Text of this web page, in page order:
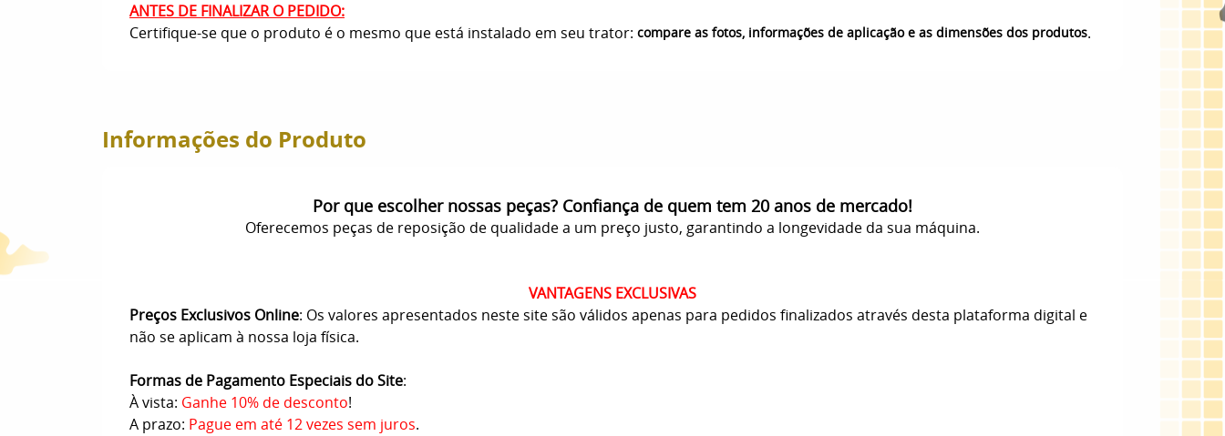
ANTES DE FINALIZAR O PEDIDO:
Certifique-se que o produto é o mesmo que está instalado em seu trator: compare as fotos, informações de aplicação e as dimensões dos produtos.
Informações do Produto
Por que escolher nossas peças? Confiança de quem tem 20 anos de mercado!
Oferecemos peças de reposição de qualidade a um preço justo, garantindo a longevidade da sua máquina.
VANTAGENS EXCLUSIVAS
Preços Exclusivos Online: Os valores apresentados neste site são válidos apenas para pedidos finalizados através desta plataforma digital e
não se aplicam à nossa loja física.
Formas de Pagamento Especiais do Site:
À vista: Ganhe 10% de desconto!
A prazo: Pague em até 12 vezes sem juros.